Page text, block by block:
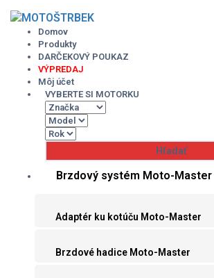
contentDomov
Produkty
DARČEKOVÝ POUKAZ
VÝPREDAJ
Môj účet
VYBERTE SI MOTORKU
Brzdový systém Moto-Master
Adaptér ku kotúču Moto-Master
Brzdové hadice Moto-Master